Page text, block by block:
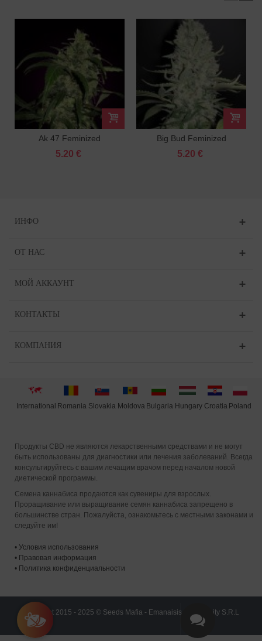
Ak 47 Feminized
5.20 €
Big Bud Feminized
5.20 €
ИНФО
ОТ НАС
МОЙ АККАУНТ
КОНТАКТЫ
КОМПАНИЯ
International Romania Slovakia Moldova Bulgaria Hungary Croatia Poland
Продукты CBD не являются лекарственными средствами и не могут
быть использованы для диагностики или лечения заболеваний. Всегда
консультируйтесь с вашим лечащим врачом перед началом новой
диетической программы.
Семена каннабиса продаются как сувениры для взрослых.
Проращивание или выращивание семян каннабиса запрещено в
большинстве стран. Пожалуйста, ознакомьтесь с местными законами и
следуйте им!
• Условия использования
• Правовая информация
• Политика конфиденциальности
Copyright 2015 - 2025 © Seeds Mafia - Emanaisis Community S.R.L